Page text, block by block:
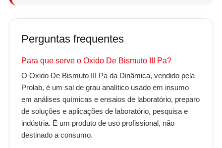
Perguntas frequentes
Para que serve o Oxido De Bismuto III Pa?
O Oxido De Bismuto III Pa da Dinâmica, vendido pela
Prolab, é um sal de grau analítico usado em insumo
em análises químicas e ensaios de laboratório, preparo
de soluções e aplicações de laboratório, pesquisa e
indústria. É um produto de uso profissional, não
destinado a consumo.